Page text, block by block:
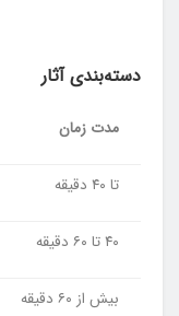
دسته‌بندی آثار
مدت زمان
تا ۴۰ دقیقه
۴۰ تا ۶۰ دقیقه
بیش از ۶۰ دقیقه